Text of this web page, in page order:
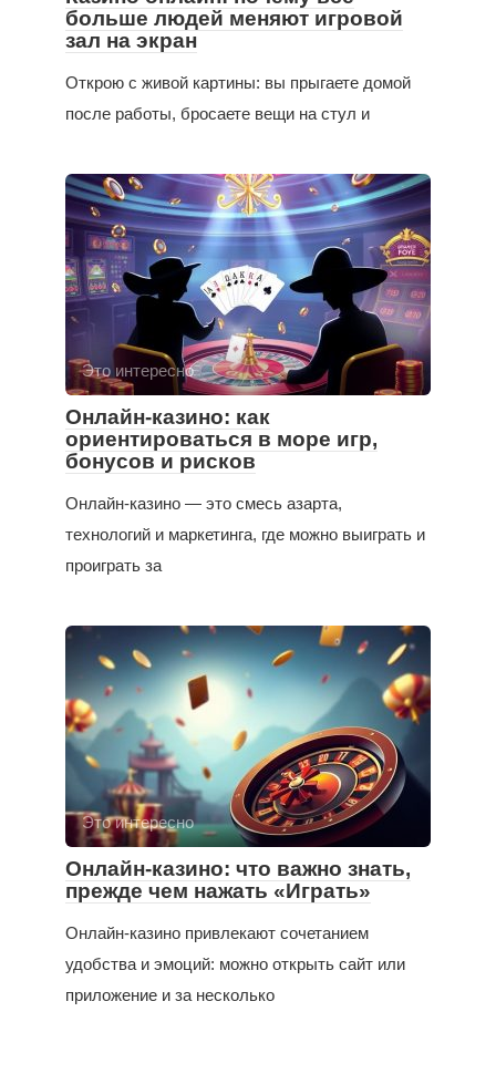
больше людей меняют игровой
зал на экран
Открою с живой картины: вы прыгаете домой
после работы, бросаете вещи на стул и
Это интересно
Онлайн-казино: как
ориентироваться в море игр,
бонусов и рисков
Онлайн-казино — это смесь азарта,
технологий и маркетинга, где можно выиграть и
проиграть за
Это интересно
Онлайн-казино: что важно знать,
прежде чем нажать «Играть»
Онлайн-казино привлекают сочетанием
удобства и эмоций: можно открыть сайт или
приложение и за несколько